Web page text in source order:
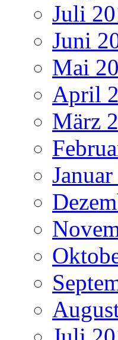
Juli
Juni
Mai
April
März